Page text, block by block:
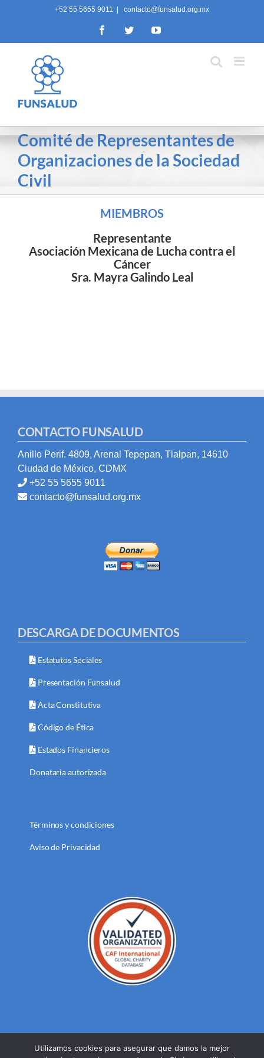
+52 55 5655 9011 contacto@funsalud.org.mx
FacebookTwitterYouTube
Comité de Representantes de
Organizaciones de la Sociedad
Civil
MIEMBROS
Representante
Asociación Mexicana de Lucha contra el
Cáncer
Sra. Mayra Galindo Leal
CONTACTO FUNSALUD
Anillo Perif. 4809, Arenal Tepepan, Tlalpan, 14610
Ciudad de México, CDMX
+52 55 5655 9011
contacto@funsalud.org.mx
DESCARGA DE DOCUMENTOS
Estatutos Sociales
Presentación Funsalud
Acta Constitutiva
Código de Ética
Estados Financieros
Donataria autorizada
Términos y condiciones
Aviso de Privacidad
Utilizamos cookies para asegurar que damos la mejor